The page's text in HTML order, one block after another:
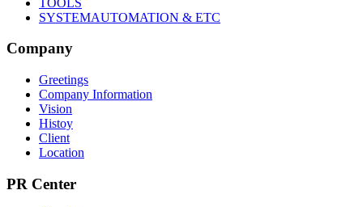
SYSTEMAUTOMATION & ETC
Company
Greetings
Company Information
Vision
Histoy
Client
Location
PR Center